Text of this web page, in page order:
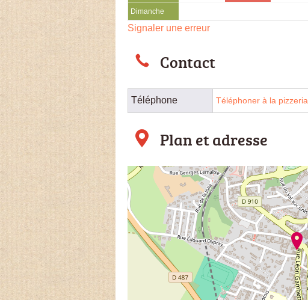
Dimanche
Signaler une erreur
Contact
Téléphone Téléphoner à la pizzeria
Plan et adresse